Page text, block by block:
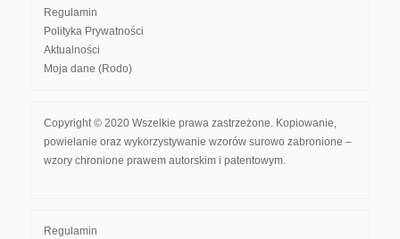
Regulamin
Polityka Prywatności
Aktualności
Moja dane (Rodo)
Copyright © 2020 Wszelkie prawa zastrzeżone. Kopiowanie,
powielanie oraz wykorzystywanie wzorów surowo zabronione –
wzory chronione prawem autorskim i patentowym.
Regulamin